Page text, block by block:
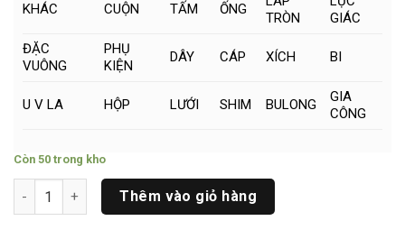
KHÁC CUỘN TẤM ỐNG
TRÒN
GIÁC
ĐẶC
VUÔNG
PHỤ
KIỆN
DÂY CÁP XÍCH BI
U V LA HỘP LƯỚI SHIM BULONG
GIA
CÔNG
Còn 50 trong kho
Thanh Titan Tròn Đặc Phi (11 x 500)mm số lượng
Thêm vào giỏ hàng